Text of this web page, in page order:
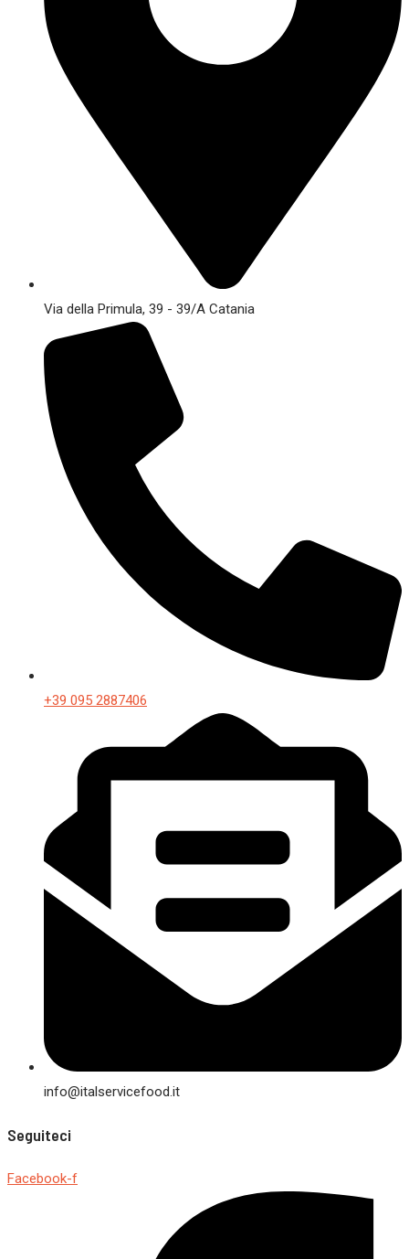
Via della Primula, 39 - 39/A Catania
+39 095 2887406
info@italservicefood.it
Seguiteci
Facebook-f